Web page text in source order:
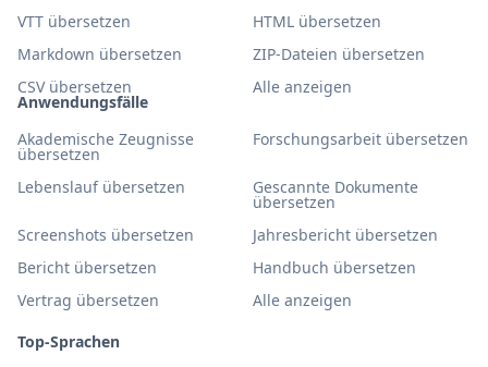
Anwendungsfälle
Akademische Zeugnisse
übersetzen
Forschungsarbeit übersetzen
Lebenslauf übersetzen Gescannte Dokumente
übersetzen
Screenshots übersetzen
Jahresbericht übersetzen
Bericht übersetzen
Handbuch übersetzen
Vertrag übersetzen
Alle anzeigen
Top-Sprachen
VTT übersetzen
HTML übersetzen
Markdown übersetzen
ZIP-Dateien übersetzen
CSV übersetzen
Alle anzeigen